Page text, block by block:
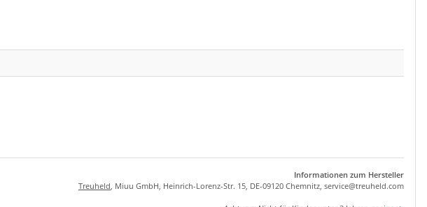
Informationen zum Hersteller
Treuheld, Miuu GmbH, Heinrich-Lorenz-Str. 15, DE-09120 Chemnitz, service@treuheld.com